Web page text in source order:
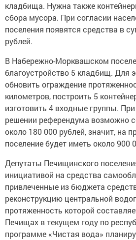
кладбища. Нужна также
сбора мусора. При согласии
поселения появятся средства в
рублей.
В Набережно-Морквашском
благоустройство 5 кладбищ. Для
обновить ограждение
километров, построить 5
изготовить 4 входные группы.
решении референдума возможно
около 180 000 рублей, значит, на
поселение будет иметь около 900
Депутаты Печищинского
инициативой на средства
привлеченные из бюджета
реконструкцию центральной
протяженность которой
Печищах в текущем году по
программе «Чистая вода»